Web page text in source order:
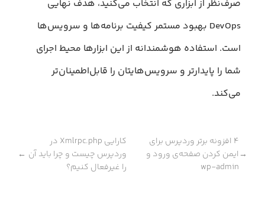
صرف‌نظر از ابزاری که انتخاب می‌کنید، هدف نهایی
DevOps بهبود مستمر کیفیت برنامه‌ها و سرویس‌ها
است. استفاده هوشمندانه از این ابزارها محیط اجرای
شما را پایدارتر و سرویس‌هایتان را قابل‌اطمینان‌تر
می‌کند.
→
۴ افزونه برتر وردپرس برای
ایمن کردن صفحه‌ی ورود و
wp-admin
کارایی Xmlrpc.php در
وردپرس چیست و چرا باید آن
را غیرفعال کنیم؟
←